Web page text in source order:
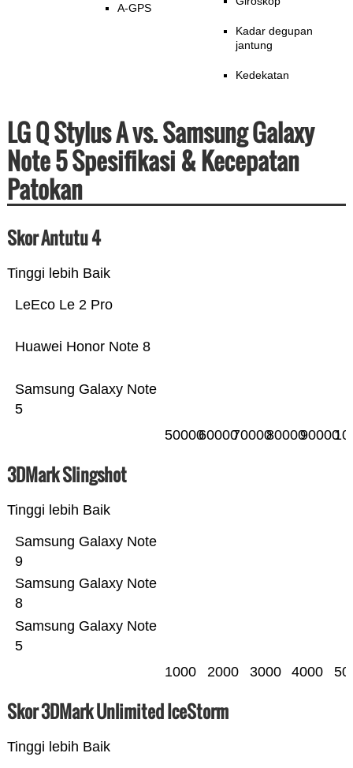
A-GPS
Kadar degupan
jantung
Kedekatan
LG Q Stylus A vs. Samsung Galaxy
Note 5 Spesifikasi & Kecepatan
Patokan
Skor Antutu 4
Tinggi lebih Baik
Samsung Galaxy Note
5
Huawei Honor Note 8
LeEco Le 2 Pro
5000060000700008000090000
3DMark Slingshot
Tinggi lebih Baik
Samsung Galaxy Note
5
Samsung Galaxy Note
8
Samsung Galaxy Note
9
1000 2000 3000 4000
Skor 3DMark Unlimited IceStorm
Tinggi lebih Baik